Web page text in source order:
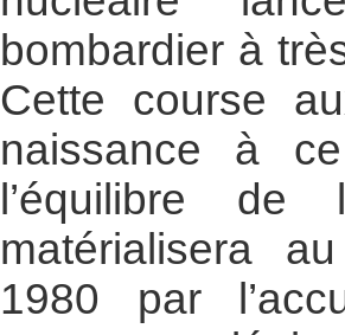
bombardier à
Cette course
naissance à
l’équilibre
matérialisera
1980 par